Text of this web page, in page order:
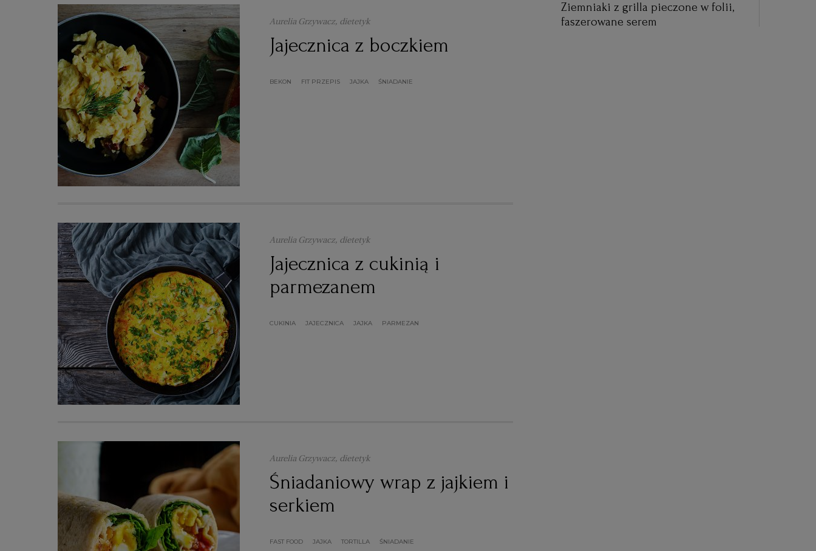
Aurelia Grzywacz, dietetyk
Jajecznica z boczkiem
BEKON FIT PRZEPIS JAJKA ŚNIADANIE
Aurelia Grzywacz, dietetyk
Jajecznica z cukinią i
parmezanem
CUKINIA JAJECZNICA JAJKA PARMEZAN
Aurelia Grzywacz, dietetyk
Śniadaniowy wrap z jajkiem i
serkiem
FAST FOOD JAJKA TORTILLA ŚNIADANIE
Ziemniaki z grilla pieczone w folii,
faszerowane serem